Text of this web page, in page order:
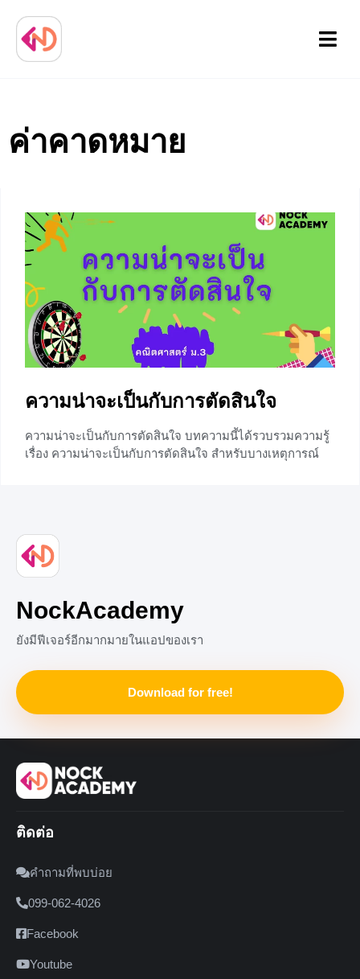
Menu
ค่าคาดหมาย
ความน่าจะเป็นกับการตัดสินใจ
ความน่าจะเป็นกับการตัดสินใจ บทความนี้ได้รวบรวมความรู้
เรื่อง ความน่าจะเป็นกับการตัดสินใจ สำหรับบางเหตุการณ์
เรื่อง ความน่าจะเป็นของเหตุการณ์ สามารถศึกษาเพิ่มเติม
ได้ที่ ⇒⇒ ความน่าจะเป็นของเหตุการณ์ ⇐⇐ ผลตอบแทน
ของเหตุการณ์อาจหมายถึง ผลตอบแทนที่ได้หรือผลตอบแทน
บาท และถ้าออกก้อย พอลจะต้องเสียเงิน 3 บาท เงิน 2 บาทที่
NockAcademy
ยังมีฟีเจอร์อีกมากมายในแอปของเรา
Download for free!
ติดต่อ
คำถามที่พบบ่อย
099-062-4026
Facebook
Youtube